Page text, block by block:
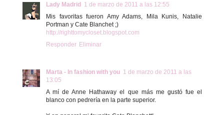
Lady Madrid 1 de marzo de 2011 a las 12:55
Mis favoritas fueron Amy Adams, Mila Kunis, Natalie
Portman y Cate Blanchet ;)
http://righttomycloset.blogspot.com
Responder Eliminar
Marta - In fashion with you 1 de marzo de 2011 a las
13:05
A mí de Anne Hathaway el que más me gustó fue el
blanco con pedrería en la parte superior.